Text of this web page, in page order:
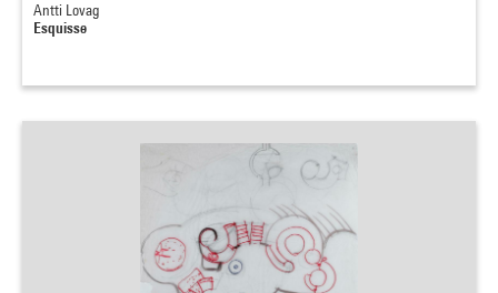
Antti Lovag
Esquisse